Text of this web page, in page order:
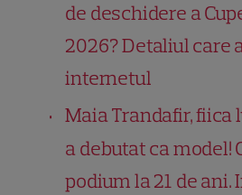
de deschidere a
2026? Detaliul care
internetul
Maia Trandafir, fiica
a debutat ca model!
podium la 21 de ani.